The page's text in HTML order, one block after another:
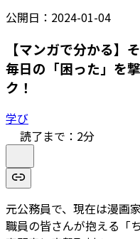
公開日： 2024-01-04
【マンガで分かる】
毎日の「困った」を
ク！
学び
読了まで： 2分
元公務員で、現在は漫画
職員の皆さんが抱える「